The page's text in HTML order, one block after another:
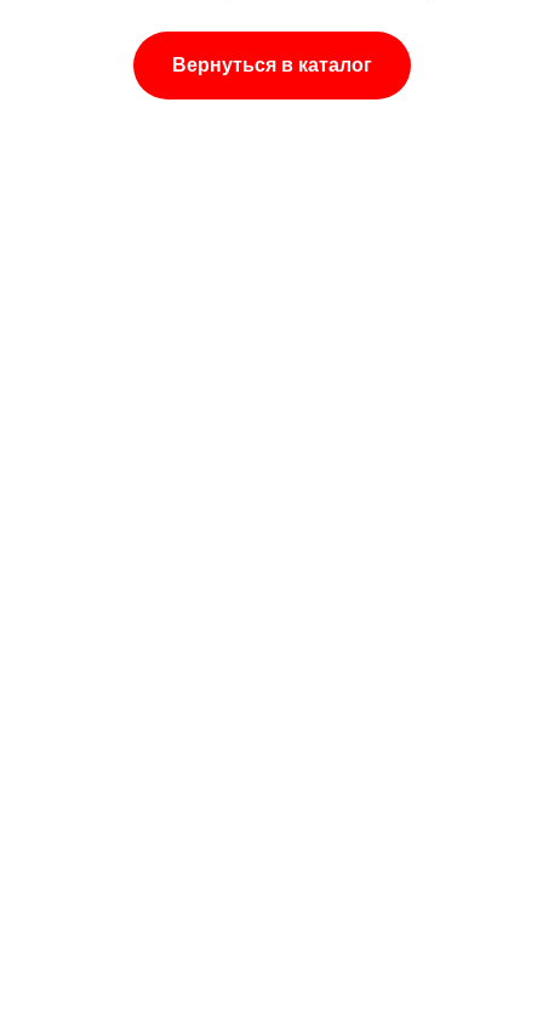
Вернуться в каталог